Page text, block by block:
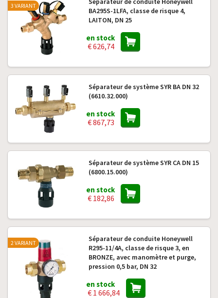
BA295S-1LFA, classe de risque 4,
LAITON, DN 25
en stock
€ 626,74
3 VARIANT
Séparateur de système SYR BA DN 32
(6610.32.000)
en stock
€ 867,73
Séparateur de système SYR CA DN 15
(6800.15.000)
en stock
€ 182,86
Séparateur de conduite Honeywell
R295-11/4A, classe de risque 3, en
BRONZE, avec manomètre et purge,
pression 0,5 bar, DN 32
en stock
€ 1 666,84
2 VARIANT